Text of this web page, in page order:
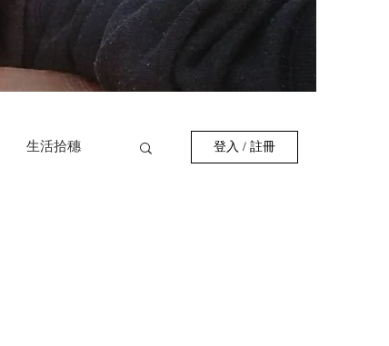
生活拾穗 登入 / 註冊